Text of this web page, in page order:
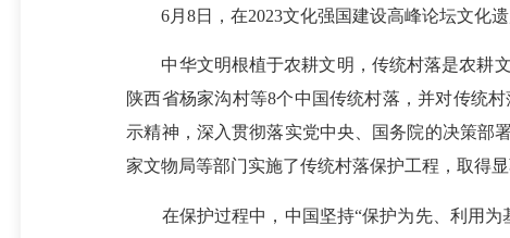
6月8日，在2023文化强国建设高峰论坛文化遗
中华文明根植于农耕文明，传统村落是农耕文
陕西省杨家沟村等8个中国传统村落，并对传统
示精神，深入贯彻落实党中央、国务院的决策部
家文物局等部门实施了传统村落保护工程，取得
在保护过程中，中国坚持“保护为先、利用为